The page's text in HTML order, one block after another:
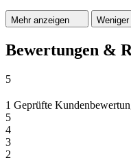
Mehr anzeigen
Bewertungen &
5
1 Geprüfte
5
4
3
2